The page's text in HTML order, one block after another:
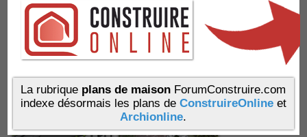
Allure 5 Iota
La rubrique plans de maison ForumConstruire.com
indexe désormais les plans de ConstruireOnline et
Archionline.